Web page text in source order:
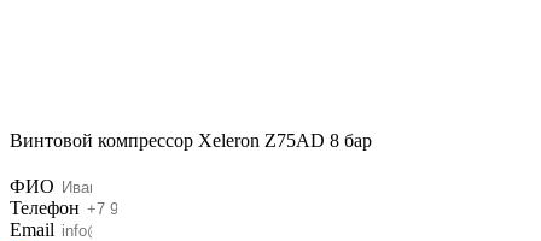
Винтовой компрессор Xeleron Z75AD 8 бар
ФИО
Телефон
Email